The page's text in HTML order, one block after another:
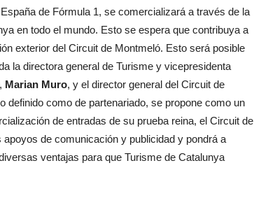
de Fórmula 1, se comercializará a través de la
en todo el mundo. Esto se espera que contribuya a
exterior del Circuit de Montmeló. Esto será posible
la directora general de Turisme y vicepresidenta
Marian Muro, y el director general del Circuit de
definido como de partenariado, se propone como un
de entradas de su prueba reina, el Circuit de
de comunicación y publicidad y pondrá a
ventajas para que Turisme de Catalunya